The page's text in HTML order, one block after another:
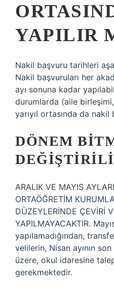
YAPILIR
Nakil başvuru tarihleri
Nakil başvuruları her
ayı sonuna kadar
durumlarda (aile
yarıyıl ortasında da nakil
DÖNEM
ARALIK VE MAYIS
ORTAÖĞRETİM
DÜZEYLERİNDE ÇEVİRİ
YAPILMAYACAKTIR.
yapılamadığından,
velilerin, Nisan ayının
üzere, okul idaresine
gerekmektedir.